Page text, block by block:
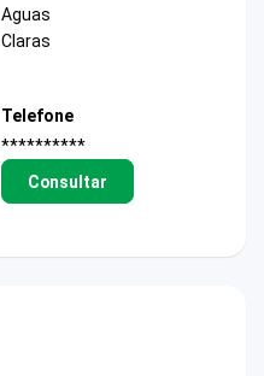
Aguas
Claras
Telefone
**********
Consultar